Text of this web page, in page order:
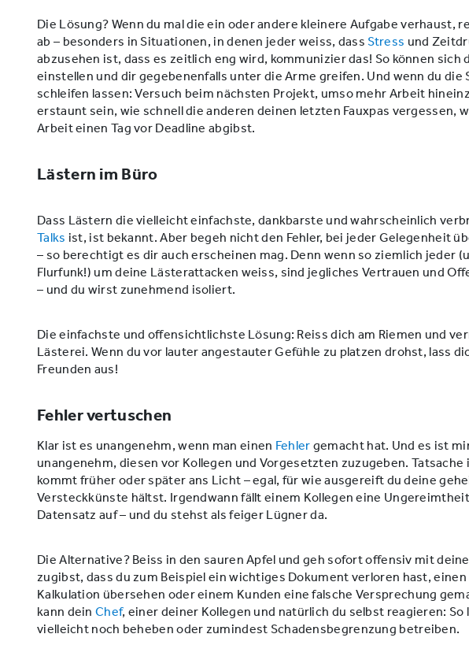
Die Lösung? Wenn du mal die ein oder andere kleinere Aufgabe verhaust,
ab – besonders in Situationen, in denen jeder weiss, dassStress und
abzusehen ist, dass es zeitlich eng wird, kommunizier das! So können sich
einstellen und dir gegebenenfalls unter die Arme greifen. Und wenn du die
schleifen lassen: Versuch beim nächsten Projekt, umso mehr Arbeit
erstaunt sein, wie schnell die anderen deinen letzten Fauxpas vergessen,
Arbeit einen Tag vor Deadline abgibst.
Lästern im Büro
Dass Lästern die vielleicht einfachste, dankbarste und wahrscheinlich
Talks ist, ist bekannt. Aber begeh nicht den Fehler, bei jeder Gelegenheit
– so berechtigt es dir auch erscheinen mag. Denn wenn so ziemlich jeder
Flurfunk!) um deine Lästerattacken weiss, sind jegliches Vertrauen und
– und du wirst zunehmend isoliert.
Die einfachste und offensichtlichste Lösung: Reiss dich am Riemen und
Lästerei. Wenn du vor lauter angestauter Gefühle zu platzen drohst, lass
Freunden aus!
Fehler vertuschen
Klar ist es unangenehm, wenn man einen Fehler gemacht hat. Und es ist
unangenehm, diesen vor Kollegen und Vorgesetzten zuzugeben. Tatsache
kommt früher oder später ans Licht – egal, für wie ausgereift du deine
Versteckkünste hältst. Irgendwann fällt einem Kollegen eine
Datensatz auf – und du stehst als feiger Lügner da.
Die Alternative? Beiss in den sauren Apfel und geh sofort offensiv mit
zugibst, dass du zum Beispiel ein wichtiges Dokument verloren hast, einen
Kalkulation übersehen oder einem Kunden eine falsche Versprechung
kann dein Chef, einer deiner Kollegen und natürlich du selbst reagieren: So
vielleicht noch beheben oder zumindest Schadensbegrenzung betreiben.